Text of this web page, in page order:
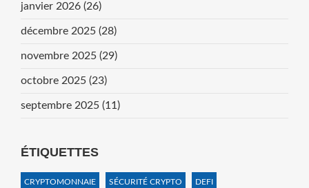
janvier 2026 (26)
décembre 2025 (28)
novembre 2025 (29)
octobre 2025 (23)
septembre 2025 (11)
ÉTIQUETTES
CRYPTOMONNAIE SÉCURITÉ CRYPTO DEFI